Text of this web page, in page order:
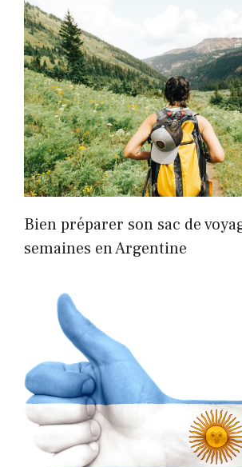
Bien préparer son sac de
semaines en Argentine